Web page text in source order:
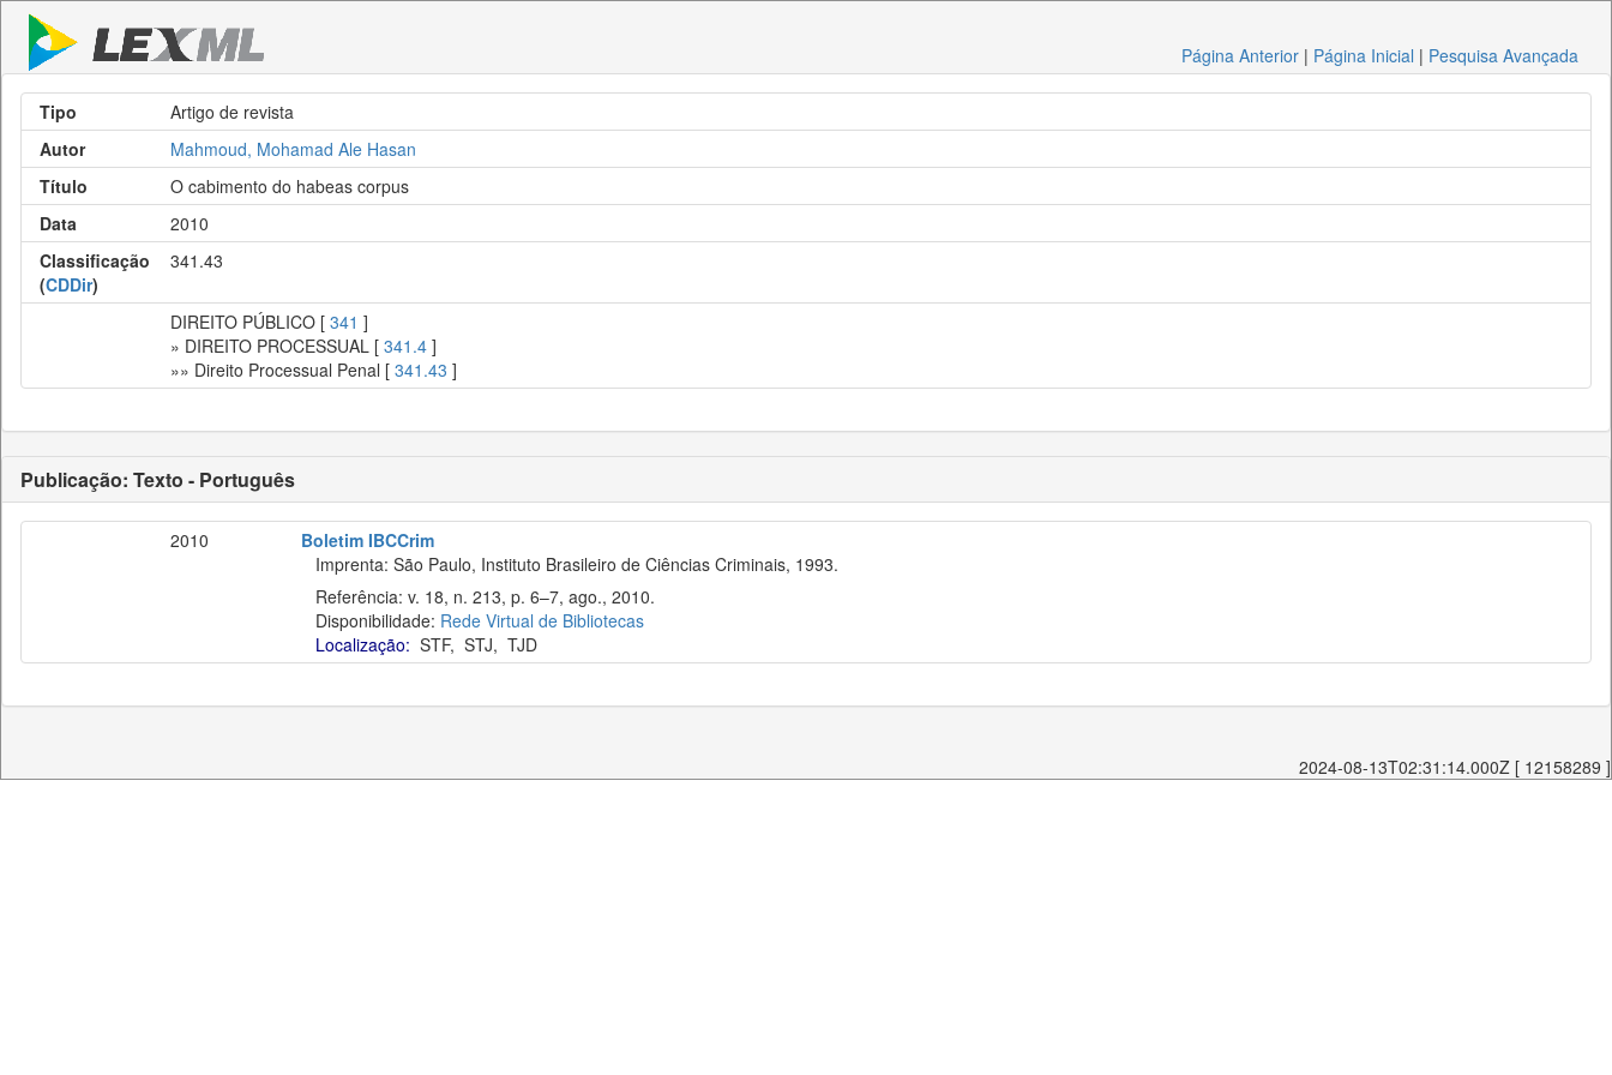
Página Anterior | Página Inicial | Pesquisa Avançada
Tipo
Artigo de revista
Autor
Mahmoud, Mohamad Ale Hasan
Título
O cabimento do habeas corpus
Data
2010
Classificação
(CDDir)
341.43
DIREITO PÚBLICO [ 341 ]
» DIREITO PROCESSUAL [ 341.4 ]
»» Direito Processual Penal [ 341.43 ]
Publicação: Texto - Português
2010
Boletim IBCCrim
Imprenta: São Paulo, Instituto Brasileiro de Ciências Criminais, 1993.
Referência: v. 18, n. 213, p. 6–7, ago., 2010.
Disponibilidade: Rede Virtual de Bibliotecas
Localização: STF, STJ, TJD
2024-08-13T02:31:14.000Z [ 12158289 ]